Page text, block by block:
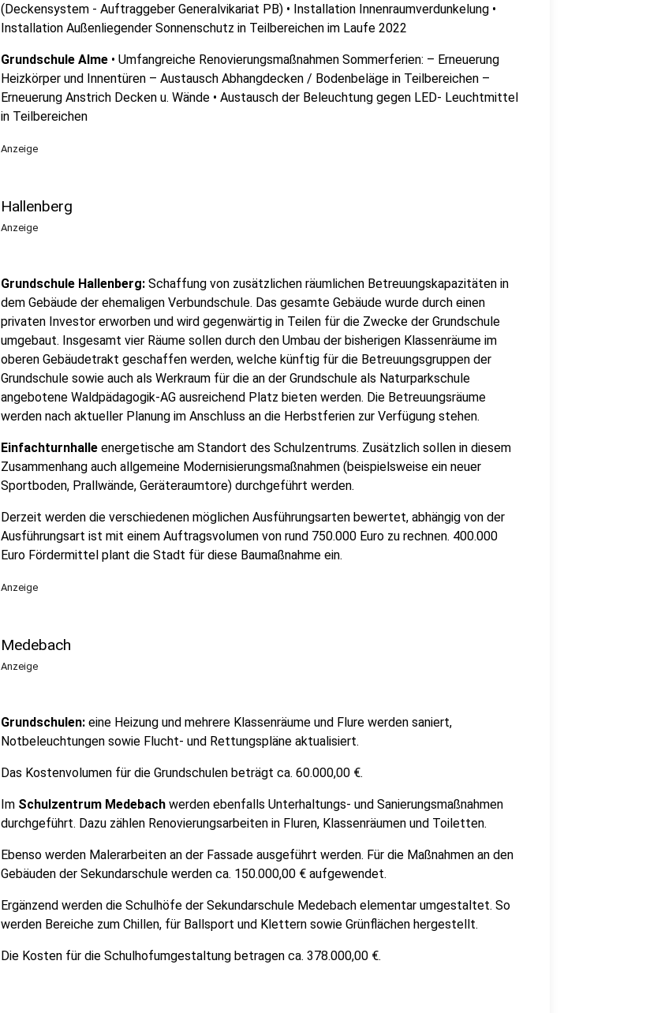
(Deckensystem - Auftraggeber Generalvikariat PB) • Installation Innenraumverdunkelung •
Installation Außenliegender Sonnenschutz in Teilbereichen im Laufe 2022
Grundschule Alme • Umfangreiche Renovierungsmaßnahmen Sommerferien: – Erneuerung
Heizkörper und Innentüren – Austausch Abhangdecken / Bodenbeläge in Teilbereichen –
Erneuerung Anstrich Decken u. Wände • Austausch der Beleuchtung gegen LED- Leuchtmittel
in Teilbereichen
Anzeige
Hallenberg
Anzeige
Grundschule Hallenberg: Schaffung von zusätzlichen räumlichen Betreuungskapazitäten in
dem Gebäude der ehemaligen Verbundschule. Das gesamte Gebäude wurde durch einen
privaten Investor erworben und wird gegenwärtig in Teilen für die Zwecke der Grundschule
umgebaut. Insgesamt vier Räume sollen durch den Umbau der bisherigen Klassenräume im
oberen Gebäudetrakt geschaffen werden, welche künftig für die Betreuungsgruppen der
Grundschule sowie auch als Werkraum für die an der Grundschule als Naturparkschule
angebotene Waldpädagogik-AG ausreichend Platz bieten werden. Die Betreuungsräume
werden nach aktueller Planung im Anschluss an die Herbstferien zur Verfügung stehen.
Einfachturnhalle energetische am Standort des Schulzentrums. Zusätzlich sollen in diesem
Zusammenhang auch allgemeine Modernisierungsmaßnahmen (beispielsweise ein neuer
Sportboden, Prallwände, Geräteraumtore) durchgeführt werden.
Derzeit werden die verschiedenen möglichen Ausführungsarten bewertet, abhängig von der
Ausführungsart ist mit einem Auftragsvolumen von rund 750.000 Euro zu rechnen. 400.000
Euro Fördermittel plant die Stadt für diese Baumaßnahme ein.
Anzeige
Medebach
Anzeige
Grundschulen: eine Heizung und mehrere Klassenräume und Flure werden saniert,
Notbeleuchtungen sowie Flucht- und Rettungspläne aktualisiert.
Das Kostenvolumen für die Grundschulen beträgt ca. 60.000,00 €.
Im Schulzentrum Medebach werden ebenfalls Unterhaltungs- und Sanierungsmaßnahmen
durchgeführt. Dazu zählen Renovierungsarbeiten in Fluren, Klassenräumen und Toiletten.
Ebenso werden Malerarbeiten an der Fassade ausgeführt werden. Für die Maßnahmen an den
Gebäuden der Sekundarschule werden ca. 150.000,00 € aufgewendet.
Ergänzend werden die Schulhöfe der Sekundarschule Medebach elementar umgestaltet. So
werden Bereiche zum Chillen, für Ballsport und Klettern sowie Grünflächen hergestellt.
Die Kosten für die Schulhofumgestaltung betragen ca. 378.000,00 €.